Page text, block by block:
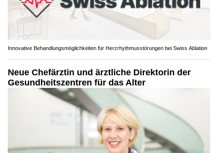
Innovative Behandlungsmöglichkeiten für Herzrhythmusstörungen bei Swiss Ablation
Neue Chefärztin und ärztliche Direktorin der
Gesundheitszentren für das Alter